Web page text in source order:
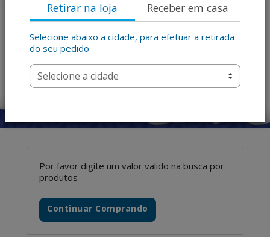
Retirar na loja Receber em casa
Selecione abaixo a cidade, para efetuar a retirada
do seu pedido
Por favor digite um valor valido na busca por
produtos
Continuar Comprando